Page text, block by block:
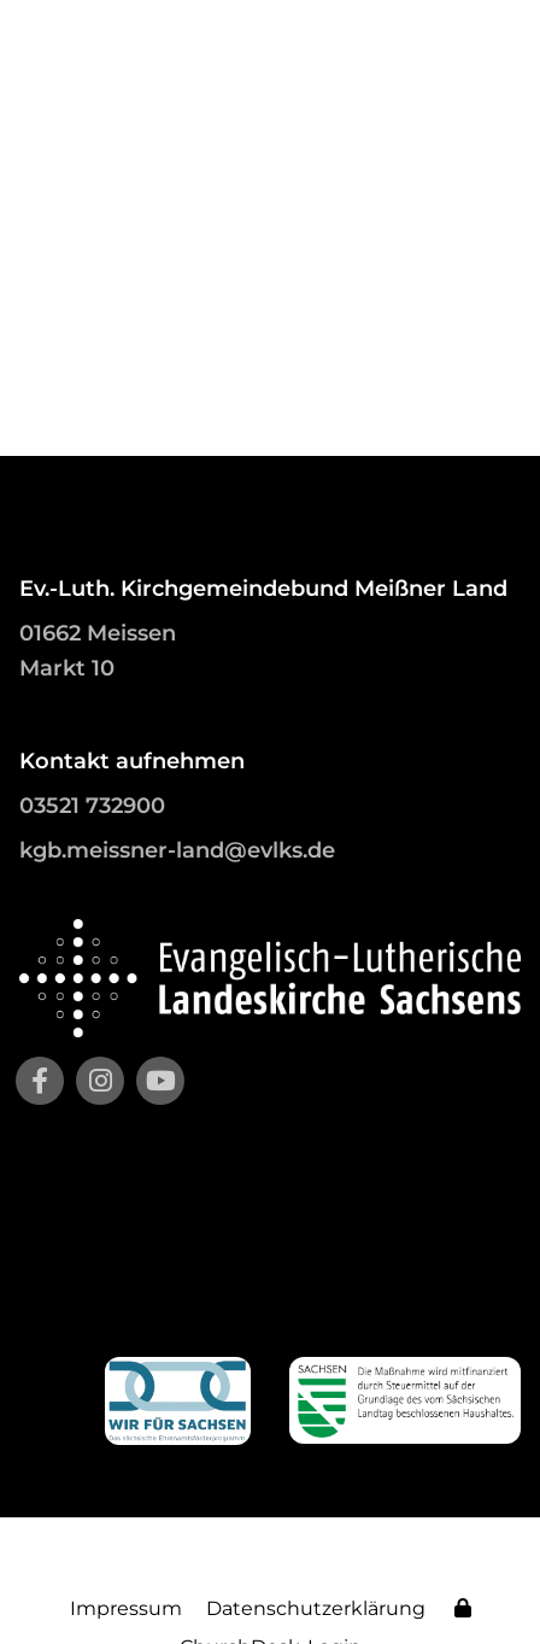
Ev.-Luth. Kirchgemeindebund Meißner Land
01662 Meissen
Markt 10
Kontakt aufnehmen
03521 732900
kgb.meissner-land@evlks.de
Impressum
Datenschutzerklärung